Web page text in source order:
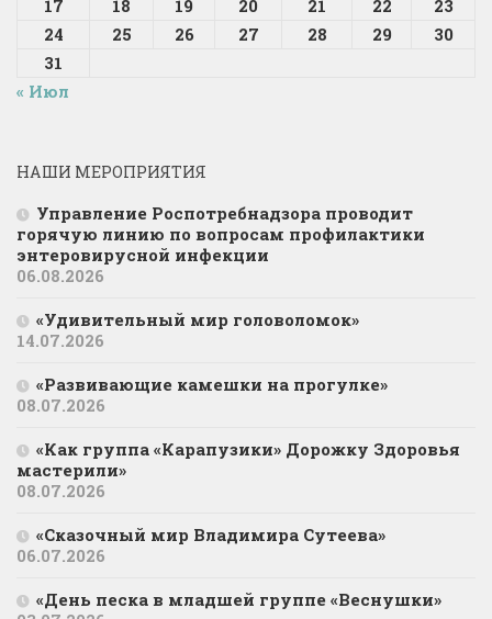
17 18 19 20 21 22
23
24
25 26 27 28 29
30
31
« Июл
НАШИ МЕРОПРИЯТИЯ
Управление Роспотребнадзора проводит
горячую линию по вопросам профилактики
энтеровирусной инфекции
06.08.2026
«Удивительный мир головоломок»
14.07.2026
«Развивающие камешки на прогулке»
08.07.2026
«Как группа «Карапузики» Дорожку Здоровья
мастерили»
08.07.2026
«Сказочный мир Владимира Сутеева»
06.07.2026
«День песка в младшей группе «Веснушки»